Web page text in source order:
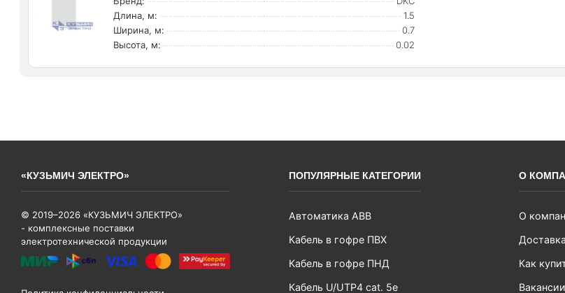
Длина, м:
1.5
Ширина, м:
0.7
Высота, м:
0.02
«КУЗЬМИЧ ЭЛЕКТРО»
© 2019–2026 «КУЗЬМИЧ ЭЛЕКТРО»
- комплексные поставки
электротехнической продукции
ПОПУЛЯРНЫЕ КАТЕГОРИИ
Автоматика ABB
Кабель в гофре ПВХ
Кабель в гофре ПНД
Кабель U/UTP4 cat. 5e
О
О
Доставка
Как
Вакансии